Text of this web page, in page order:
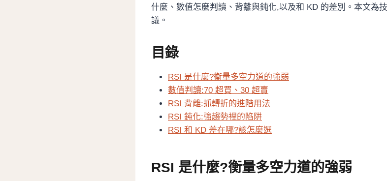
什麼、數值怎麼判讀、背離與鈍化,以及和 KD 的差別。本文為
議。
目錄
RSI 是什麼?衡量多空力道的強弱
數值判讀:70 超買、30 超賣
RSI 背離:抓轉折的進階用法
RSI 鈍化:強趨勢裡的陷阱
RSI 和 KD 差在哪?該怎麼選
RSI 是什麼?衡量多空力道的強弱